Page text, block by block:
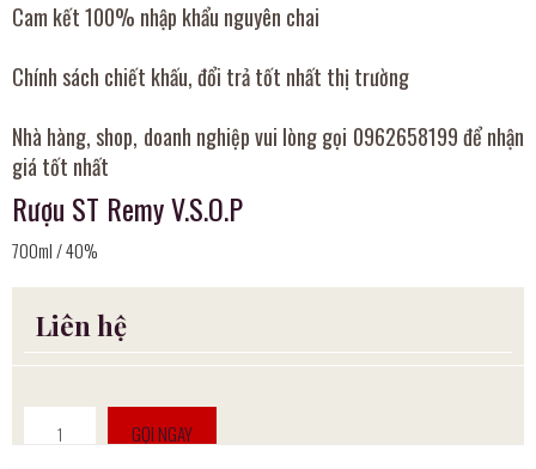
Cam kết 100% nhập khẩu nguyên chai
Chính sách chiết khấu, đổi trả tốt nhất thị trường
Nhà hàng, shop, doanh nghiệp vui lòng gọi 0962658199 để nhận
giá tốt nhất
Rượu ST Remy V.S.O.P
700ml / 40%
Liên hệ
GỌI NGAY